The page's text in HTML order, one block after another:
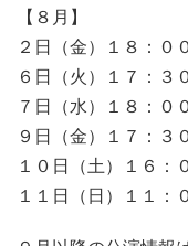
【８月】
２日（金）１８：０
６日（火）１７：３
７日（水）１８：０
９日（金）１７：３
１０日（土）１６：
１１日（日）１１：